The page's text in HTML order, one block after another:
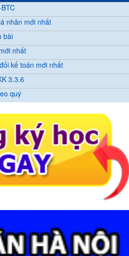
nhân mới nhất
bài
nhất
kế toán mới nhất
3.3.6
quý